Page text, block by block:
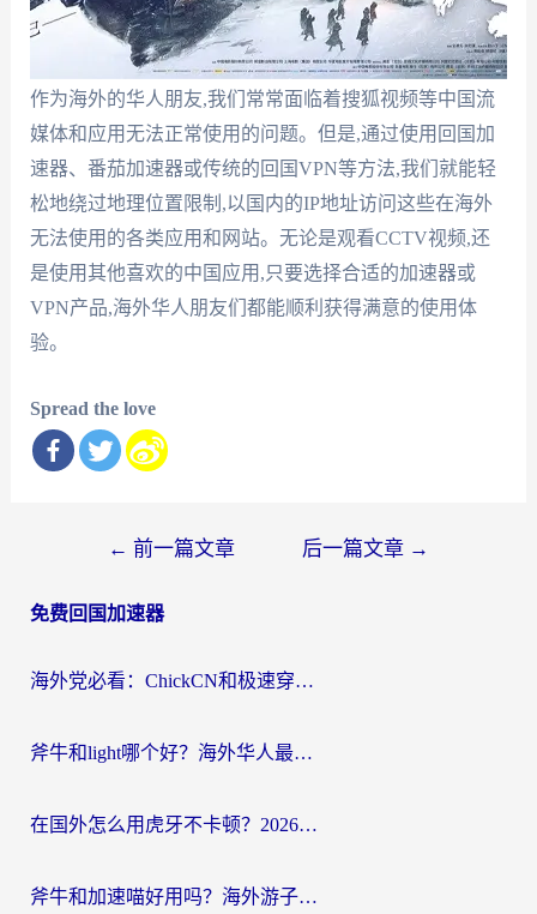
作为海外的华人朋友,我们常常面临着搜狐视频等中国流
媒体和应用无法正常使用的问题。但是,通过使用回国加
速器、番茄加速器或传统的回国VPN等方法,我们就能轻
松地绕过地理位置限制,以国内的IP地址访问这些在海外
无法使用的各类应用和网站。无论是观看CCTV视频,还
是使用其他喜欢的中国应用,只要选择合适的加速器或
VPN产品,海外华人朋友们都能顺利获得满意的使用体
验。
Spread the love
导
← 前一篇文章 后一篇文章 →
免费回国加速器
海外党必看：ChickCN和极速穿梭VPN好用吗？3招教你选对回国加速器无缝刷国内资源
斧牛和light哪个好？海外华人最关心的回国加速器选择难题，一篇讲透
在国外怎么用虎牙不卡顿？2026海外华人亲测有效的回国加速器选择指南
斧牛和加速喵好用吗？海外游子的真实选择困境